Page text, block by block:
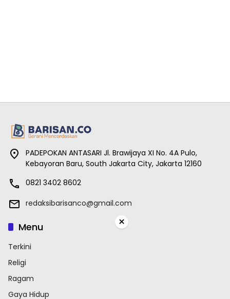
PADEPOKAN ANTASARI Jl. Brawijaya XI No. 4A Pulo,
Kebayoran Baru, South Jakarta City, Jakarta 12160
0821 3402 8602
redaksibarisanco@gmail.com
Menu
Terkini
Religi
Ragam
Gaya Hidup
×